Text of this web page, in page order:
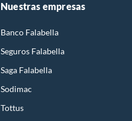
Nuestras empresas
Banco Falabella
Seguros Falabella
Saga Falabella
Sodimac
Tottus